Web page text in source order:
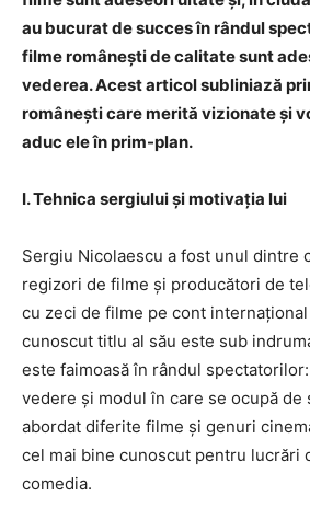
au bucurat de succes în rândul
filme românești de calitate sunt
vederea. Acest articol subliniază
românești care merită vizionate și
aduc ele în prim-plan.
I. Tehnica sergiului și motivația lui
Sergiu Nicolaescu a fost unul dintre
regizori de filme și producători de
cu zeci de filme pe cont
cunoscut titlu al său este sub
este faimoasă în rândul
vedere și modul în care se ocupă
abordat diferite filme și genuri
cel mai bine cunoscut pentru lucrări
comedia.